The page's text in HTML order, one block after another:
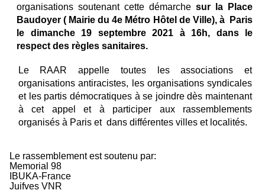
organisations soutenant cette démarche sur la
Place
Baudoyer ( Mairie du 4e Métro Hôtel de Ville),à Paris
le dimanche 19 septembre 2021 à 16h, dans le
respect des règles sanitaires.
LeRAAR appelle toutes les associations et
organisations antiracistes, les organisations syndicales
et les partis démocratiques à se joindre dès maintenant
à cet appel et à participer aux rassemblements
organisés à Paris et dans différentes villes et localités.
Le rassemblement est soutenu par:
Memorial 98
IBUKA-France
Juifves VNR